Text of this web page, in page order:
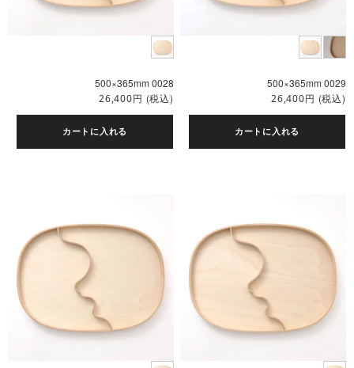
500×365mm 0028
26,400円 (税込)
カートに入れる
500×365mm 0029
26,400円 (税込)
カートに入れる